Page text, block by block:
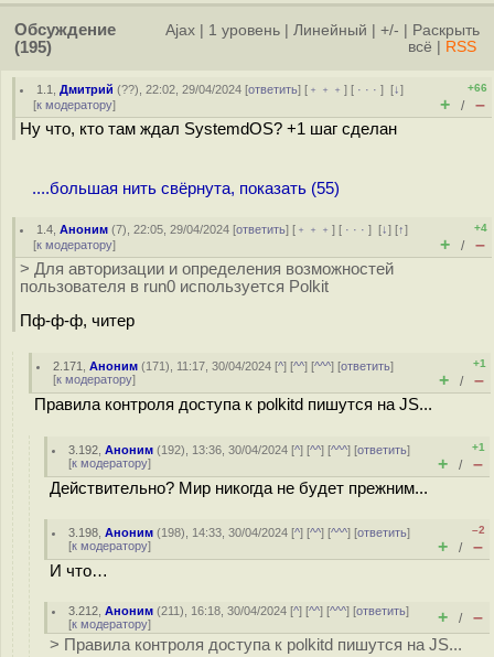
Обсуждение
(195)
Ajax 1 уровень Линейный +/-
Раскрыть
всё
RSS
1.1 ,Дмитрий (??), 22:02, 29/04/2024 [ответить] [ ﹢﹢﹢] [ · · ·][↓]
[к модератору]
+66
+ / –
Ну что, кто там ждал SystemdOS? +1 шаг сделан
....большая нить свёрнута, показать (55)
1.4 ,Аноним (7), 22:05, 29/04/2024 [ответить] [ ﹢﹢﹢] [ · · ·][↓] [↑]
[к модератору]
+4
+ / –
> Для авторизации и определения возможностей
пользователя в run0 используется Polkit
Пф-ф-ф, читер
2.171 ,Аноним (171), 11:17, 30/04/2024 [^] [^^] [^^^] [ответить]
[к модератору]
+1
+ / –
Правила контроля доступа к polkitd пишутся на JS...
3.192 ,Аноним (192), 13:36, 30/04/2024 [^] [^^] [^^^] [ответить]
[к модератору]
+1
+ / –
Действительно? Мир никогда не будет прежним...
3.198 ,Аноним (198), 14:33, 30/04/2024 [^] [^^] [^^^] [ответить]
[к модератору]
–2
+ / –
И что…
3.212 ,Аноним (211), 16:18, 30/04/2024 [^] [^^] [^^^] [ответить]
[к модератору] + / –
> Правила контроля доступа к polkitd пишутся на JS...